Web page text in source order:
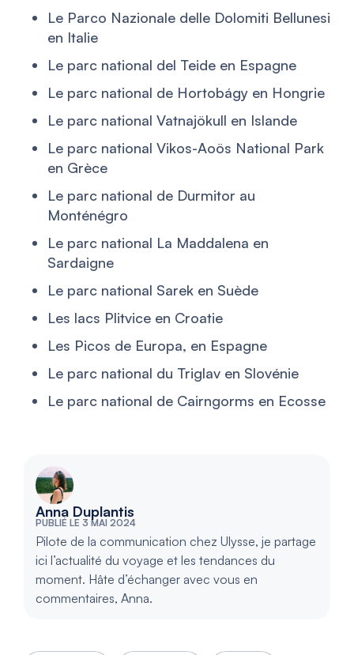
Le Parco Nazionale delle Dolomiti Bellunesi
en Italie
Le parc national del Teide en Espagne
Le parc national de Hortobágy en Hongrie
Le parc national Vatnajökull en Islande
Le parc national Vikos-Aoös National Park
en Grèce
Le parc national de Durmitor au
Monténégro
Le parc national La Maddalena en
Sardaigne
Le parc national Sarek en Suède
Les lacs Plitvice en Croatie
Les Picos de Europa, en Espagne
Le parc national du Triglav en Slovénie
Le parc national de Cairngorms en Ecosse
Anna Duplantis
PUBLIÉ LE 3 MAI 2024
Pilote de la communication chez Ulysse, je partage
ici l’actualité du voyage et les tendances du
moment. Hâte d’échanger avec vous en
commentaires, Anna.